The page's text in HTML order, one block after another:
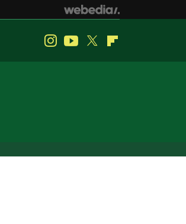
InstagramYoutube
Twitter